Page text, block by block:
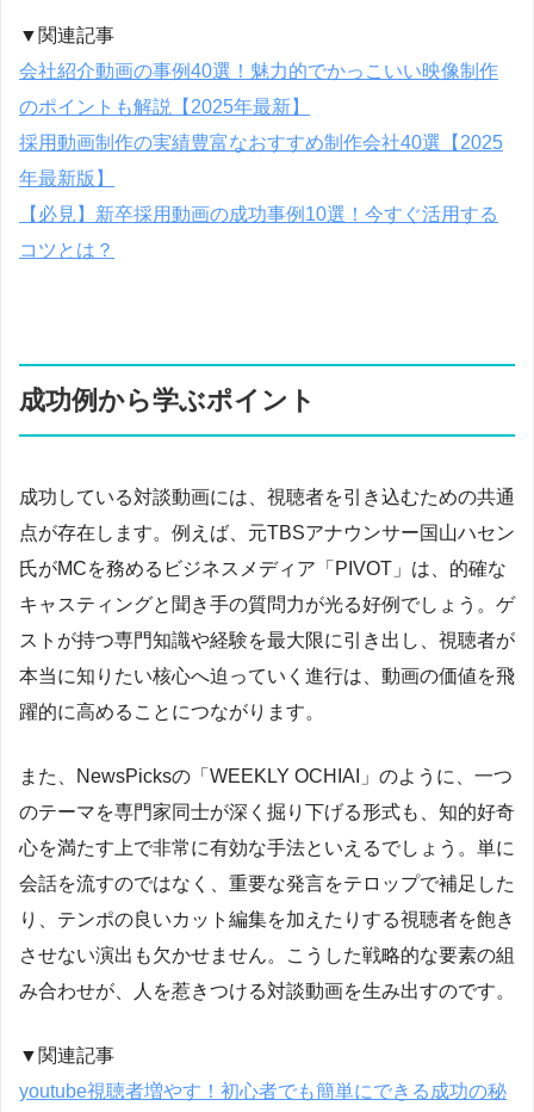
▼関連記事
会社紹介動画の事例40選！魅力的でかっこいい映像制作
のポイントも解説【2025年最新】
採用動画制作の実績豊富なおすすめ制作会社40選【2025
年最新版】
【必見】新卒採用動画の成功事例10選！今すぐ活用する
コツとは？
成功例から学ぶポイント
成功している対談動画には、視聴者を引き込むための共通
点が存在します。例えば、元TBSアナウンサー国山ハセン
氏がMCを務めるビジネスメディア「PIVOT」は、的確な
キャスティングと聞き手の質問力が光る好例でしょう。ゲ
ストが持つ専門知識や経験を最大限に引き出し、視聴者が
本当に知りたい核心へ迫っていく進行は、動画の価値を飛
躍的に高めることにつながります。
また、NewsPicksの「WEEKLY OCHIAI」のように、一つ
のテーマを専門家同士が深く掘り下げる形式も、知的好奇
心を満たす上で非常に有効な手法といえるでしょう。単に
会話を流すのではなく、重要な発言をテロップで補足した
り、テンポの良いカット編集を加えたりする視聴者を飽き
させない演出も欠かせません。こうした戦略的な要素の組
み合わせが、人を惹きつける対談動画を生み出すのです。
▼関連記事
youtube視聴者増やす！初心者でも簡単にできる成功の秘